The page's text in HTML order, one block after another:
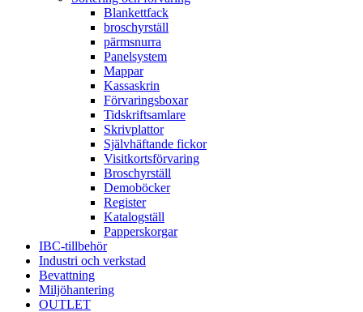
Blankettfack
broschyrställ
pärmsnurra
Panelsystem
Mappar
Kassaskrin
Förvaringsboxar
Tidskriftsamlare
Skrivplattor
Självhäftande fickor
Visitkortsförvaring
Broschyrställ
Demoböcker
Register
Katalogställ
Papperskorgar
IBC-tillbehör
Industri och verkstad
Bevattning
Miljöhantering
OUTLET